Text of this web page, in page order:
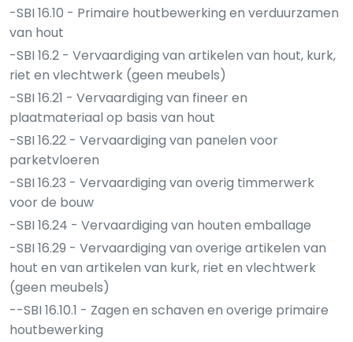
-SBI 16.10 - Primaire houtbewerking en verduurzamen
van hout
-SBI 16.2 - Vervaardiging van artikelen van hout, kurk,
riet en vlechtwerk (geen meubels)
-SBI 16.21 - Vervaardiging van fineer en
plaatmateriaal op basis van hout
-SBI 16.22 - Vervaardiging van panelen voor
parketvloeren
-SBI 16.23 - Vervaardiging van overig timmerwerk
voor de bouw
-SBI 16.24 - Vervaardiging van houten emballage
-SBI 16.29 - Vervaardiging van overige artikelen van
hout en van artikelen van kurk, riet en vlechtwerk
(geen meubels)
--SBI 16.10.1 - Zagen en schaven en overige primaire
houtbewerking